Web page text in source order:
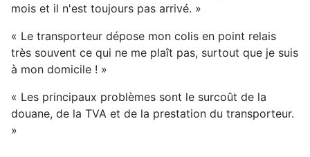
mois et il n'est toujours pas arrivé. »
« Le transporteur dépose mon colis en point relais
très souvent ce qui ne me plaît pas, surtout que je suis
à mon domicile ! »
« Les principaux problèmes sont le surcoût de la
douane, de la TVA et de la prestation du transporteur.
»